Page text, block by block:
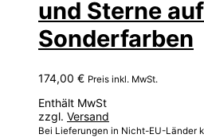
und Sterne
Sonderfarben
174,00 € Preis inkl. MwSt.
Enthält MwSt
zzgl. Versand
Bei Lieferungen in Nicht-EU-Länder